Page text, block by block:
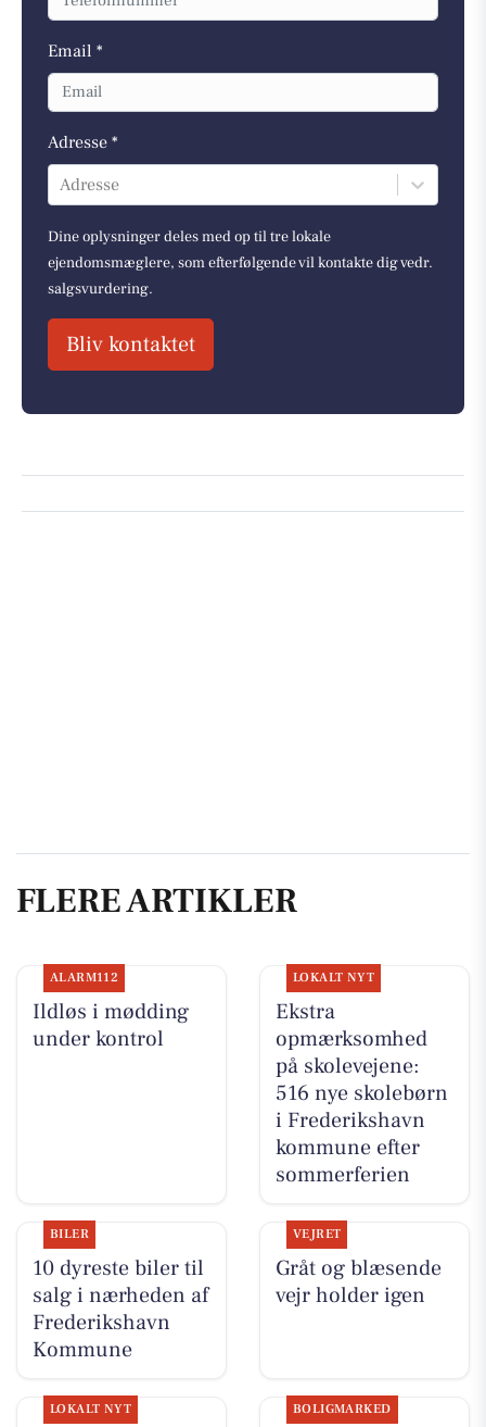
Email *
Adresse *
Adresse
Dine oplysninger deles med op til tre lokale
ejendomsmæglere, som efterfølgende vil kontakte dig vedr.
salgsvurdering.
Bliv kontaktet
FLERE ARTIKLER
ALARM112
Ildløs i mødding
under kontrol
LOKALT NYT
Ekstra
opmærksomhed
på skolevejene:
516 nye skolebørn
i Frederikshavn
kommune efter
sommerferien
BILER
10 dyreste biler til
salg i nærheden af
Frederikshavn
Kommune
VEJRET
Gråt og blæsende
vejr holder igen
LOKALT NYT BOLIGMARKED